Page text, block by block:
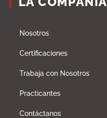
Nosotros
Certificaciones
Trabaja con Nosotros
Practicantes
Contáctanos